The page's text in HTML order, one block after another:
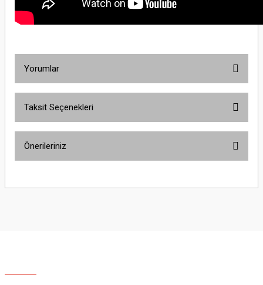
Yorumlar
Taksit Seçenekleri
Önerileriniz
yetersiz gördüğünüz noktaları öneri formunu kullanarak tarafımıza